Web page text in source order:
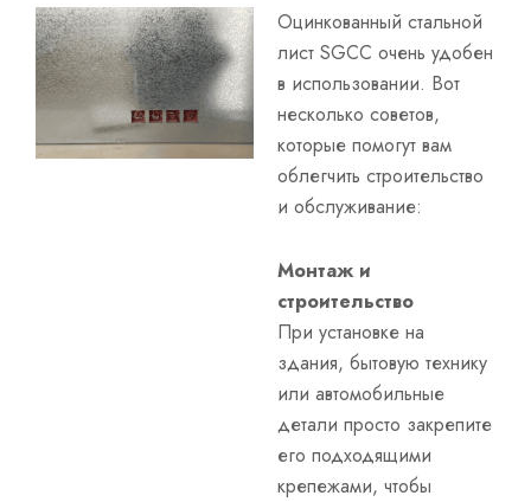
Оцинкованный стальной
лист SGCC очень удобен
в использовании. Вот
несколько советов,
которые помогут вам
облегчить строительство
и обслуживание:
Монтаж и
строительство
При установке на
здания, бытовую технику
или автомобильные
детали просто закрепите
его подходящими
крепежами, чтобы